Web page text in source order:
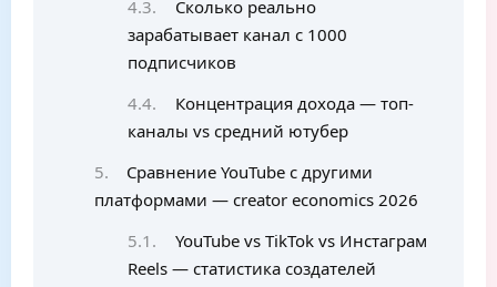
Сколько реально
зарабатывает канал с 1000
подписчиков
Концентрация дохода — топ-
каналы vs средний ютубер
Сравнение YouTube с другими
платформами — creator economics 2026
YouTube vs TikTok vs Инстаграм
Reels — статистика создателей